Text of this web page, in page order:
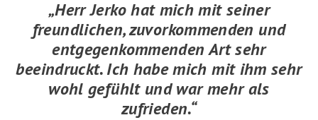
„Herr Jerko hat mich mit seiner
freundlichen, zuvorkommenden und
entgegenkommenden Art sehr
beeindruckt. Ich habe mich mit ihm sehr
wohl gefühlt und war mehr als
zufrieden.“